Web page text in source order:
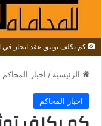
كم يكلف توثيق عقد ايجار في
الرئيسية / اخبار المحاكم
اخبار المحاكم